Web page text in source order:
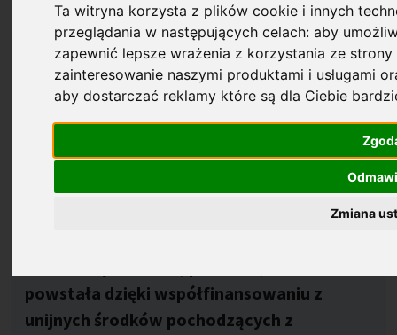
Ta witryna korzysta z plików cookie i innych
przeglądania w następujących celach:aby
zapewnić lepsze wrażenia z korzystania ze
zainteresowanie naszymi produktami i usługami
aby dostarczać reklamy które są dla Ciebie
Zmiana
Opublikowano: %s
17.01.2023
Pierwsza rewolucja kwantowa przyniosła
nam lasery i mikroprocesory. Druga może
dać jeszcze więcej, bo możliwości
komputerów, łączności i czujników rosną.
W ścisłej czołówce naukowców
zajmujących się technologiami
kwantowymi jest prof. Konrad Banaszek,
powstała dzięki współfinansowaniu z
unijnych środków pochodzących z